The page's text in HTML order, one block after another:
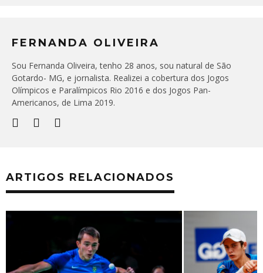
FERNANDA OLIVEIRA
Sou Fernanda Oliveira, tenho 28 anos, sou natural de São
Gotardo- MG, e jornalista. Realizei a cobertura dos Jogos
Olímpicos e Paralímpicos Rio 2016 e dos Jogos Pan-
Americanos, de Lima 2019.
ARTIGOS RELACIONADOS